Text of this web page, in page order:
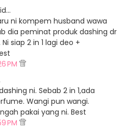
ni kompem husband wawa
dia peminat produk dashing dr
siap 2 in 1 lagi deo +
PM
ni. Sebab 2 in 1,ada
Wangi pun wangi.
pakai yang ni. Best
PM